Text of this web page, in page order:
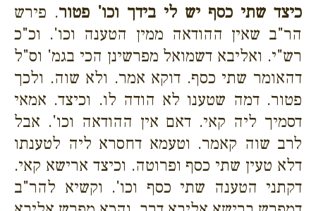
כיצד שתי כסף יש לי בידך וכו' פטור. פירש
הר"ב שאין ההודאה ממין הטענה וכו'. וכ"כ
רש"י. ואליבא דשמואל מפרשינן הכי בגמ' וס"ל
דהאומר שתי כסף. דוקא אמר. ולא שוה. ולכך
פטור. דמה שטענו לא הודה לו. וכיצד. אמאי
דסמיך ליה קאי. דאם אין ההודאה וכו'. אבל
לרב שוה קאמר. וטעמא דחסרא ליה לטענתו
דלא טעין שתי כסף ופרוטה. וכיצד ארישא קאי.
דקתני הטענה שתי כסף וכו'. וקשיא להר"ב